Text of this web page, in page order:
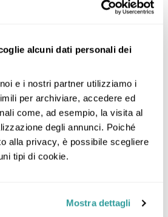
alcuni dati personali dei
e i nostri partner utilizziamo i
per archiviare, accedere ed
come, ad esempio, la visita al
degli annunci. Poiché
alla privacy, è possibile scegliere
tipi di cookie.
Mostra dettagli
bagaglio di 23 kg
a/r
in camera junior suite con
annullamento